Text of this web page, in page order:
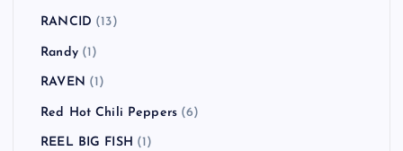
RANCID (13)
Randy(1)
RAVEN (1)
Red Hot Chili Peppers (6)
REEL BIG FISH (1)